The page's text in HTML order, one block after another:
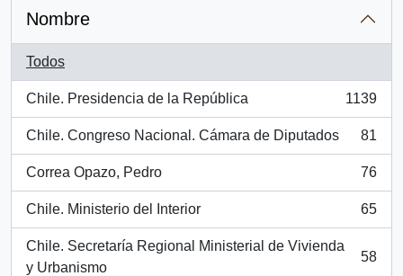
Nombre
Todos
Chile. Presidencia de la República
, 1139 resultados
1139
Chile. Congreso Nacional. Cámara de Diputados
, 81 resultados
81
Correa Opazo, Pedro
, 76 resultados
76
Chile. Ministerio del Interior
, 65 resultados
65
Chile. Secretaría Regional Ministerial de Vivienda
y Urbanismo
, 58 resultados
58